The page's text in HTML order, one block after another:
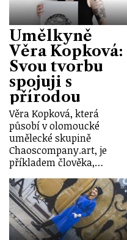
Umělkyně
Věra Kopková:
Svou tvorbu
spojuji s
přírodou
Věra Kopková, která
působí v olomoucké
umělecké skupině
Chaoscompany.art, je
příkladem člověka,…